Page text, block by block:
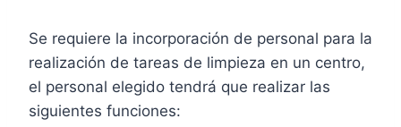
Se requiere la incorporación de personal para la
realización de tareas de limpieza en un centro,
el personal elegido tendrá que realizar las
siguientes funciones: